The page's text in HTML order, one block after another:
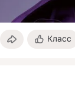
Класс